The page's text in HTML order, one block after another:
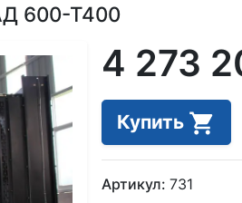
600-Т400
4 273
Купить
Артикул: 731